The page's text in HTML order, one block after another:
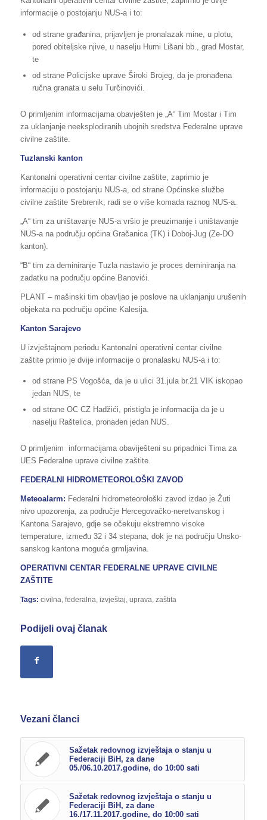
informacije o postojanju NUS-a i to:
od strane građanina, prijavljen je pronalazak mine, u plotu,
pored obiteljske njive, u naselju Humi Lišani bb., grad Mostar,
te
od strane Policijske uprave Široki Brojeg, da je pronađena
ručna granata u selu Turčinovići.
O primljenim informacijama obavješten je „A“ Tim Mostar i Tim
za uklanjanje neeksplodiranih ubojnih sredstva Federalne uprave
civilne zaštite.
Tuzlanski kanton
Kantonalni operativni centar civilne zaštite, zaprimio je
informaciju o postojanju NUS-a, od strane Općinske službe
civilne zaštite Srebrenik, radi se o više komada raznog NUS-a.
„A“ tim za uništavanje NUS-a vršio je preuzimanje i uništavanje
NUS-a na području općina Gračanica (TK) i Doboj-Jug (Ze-DO
kanton).
“B“ tim za deminiranje Tuzla nastavio je proces deminiranja na
zadatku na području općine Banovići.
PLANT – mašinski tim obavljao je poslove na uklanjanju urušenih
objekata na području općine Kalesija.
Kanton Sarajevo
U izvještajnom periodu Kantonalni operativni centar civilne
zaštite primio je dvije informacije o pronalasku NUS-a i to:
od strane PS Vogošća, da je u ulici 31.jula br.21 VIK iskopao
jedan NUS, te
od strane OC CZ Hadžići, pristigla je informacija da je u
naselju Raštelica, pronađen jedan NUS.
O primljenim informacijama obaviješteni su pripadnici Tima za
UES Federalne uprave civilne zaštite.
FEDERALNI HIDROMETEOROLOŠKI ZAVOD
Meteoalarm: Federalni hidrometeorološki zavod izdao je Žuti
nivo upozorenja, za područje Hercegovačko-neretvanskog i
Kantona Sarajevo, gdje se očekuju ekstremno visoke
temperature, između 32 i 34 stepana, dok je na području Unsko-
sanskog kantona moguća grmljavina.
OPERATIVNI CENTAR FEDERALNE UPRAVE CIVILNE
ZAŠTITE
Tags: civilna federalna izvještaj uprava zaštita
Podijeli ovaj članak
Vezani članci
Sažetak redovnog izvještaja o stanju u
Federaciji BiH, za dane
05./06.10.2017.godine, do 10:00 sati
Sažetak redovnog izvještaja o stanju u
Federaciji BiH, za dane
16./17.11.2017.godine, do 10:00 sati